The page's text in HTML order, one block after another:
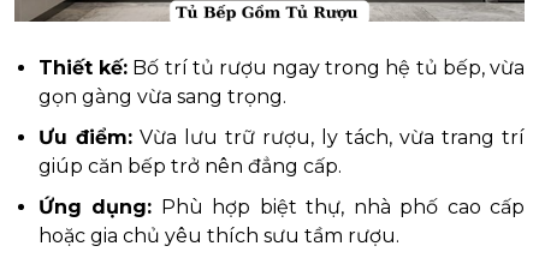
Thiết kế: Bố trí tủ rượu ngay trong hệ tủ bếp, vừa
gọn gàng vừa sang trọng.
Ưu điểm: Vừa lưu trữ rượu, ly tách, vừa trang trí
giúp căn bếp trở nên đẳng cấp.
Ứng dụng: Phù hợp biệt thự, nhà phố cao cấp
hoặc gia chủ yêu thích sưu tầm rượu.